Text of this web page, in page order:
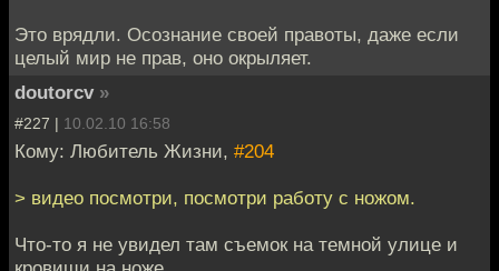
Это врядли. Осознание своей правоты, даже если
целый мир не прав, оно окрыляет.
doutorcv »
#227 | 10.02.10 16:58
Кому: Любитель Жизни, #204
> видео посмотри, посмотри работу с ножом.
Что-то я не увидел там съемок на темной улице и